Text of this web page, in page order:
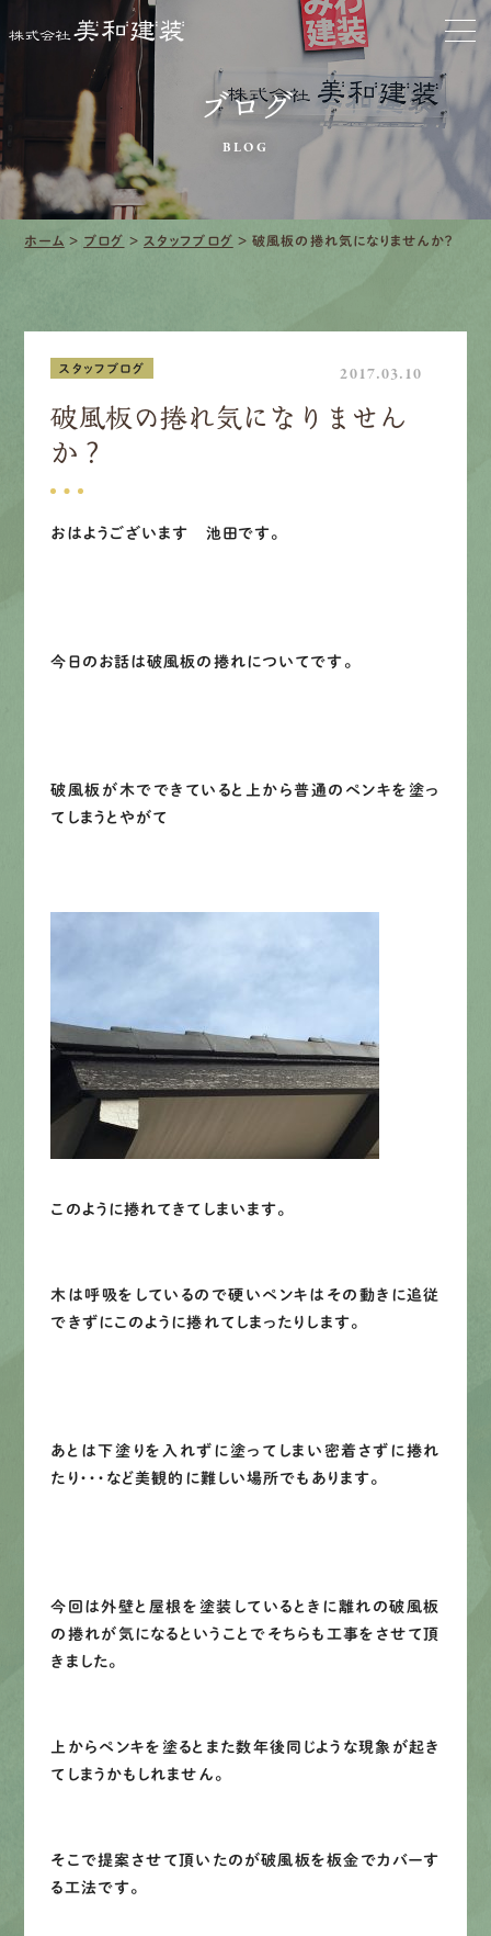
お家をきれいに
会社をきれいに
クリーニング
施工事例
口コミ・レビュー紹介
採用情報
募集要項
営業時間 8:00−18:00 ｜
Webお問い合わせ
ブログ
BLOG
ホーム > ブログ > スタッフブログ >破風板の捲れ気になりませんか？
スタッフブログ 2017.03.10
破風板の捲れ気になりません
か？
おはようございます 池田です。
今日のお話は破風板の捲れについてです。
破風板が木でできていると上から普通のペンキを塗っ
てしまうとやがて
このように捲れてきてしまいます。
木は呼吸をしているので硬いペンキはその動きに追従
できずにこのように捲れてしまったりします。
あとは下塗りを入れずに塗ってしまい密着さずに捲れ
たり・・・など美観的に難しい場所でもあります。
今回は外壁と屋根を塗装しているときに離れの破風板
の捲れが気になるということでそちらも工事をさせて頂
きました。
上からペンキを塗るとまた数年後同じような現象が起き
てしまうかもしれません。
そこで提案させて頂いたのが破風板を板金でカバーす
る工法です。